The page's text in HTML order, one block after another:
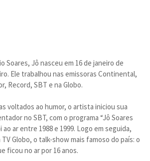
Soares, Jô nasceu em 16 de janeiro de
Ele trabalhou nas emissoras Continental,
Record, SBT e na Globo.
voltados ao humor, o artista iniciou sua
no SBT, com o programa “Jô Soares
ao ar entre 1988 e 1999. Logo em seguida,
TV Globo, o talk-show mais famoso do país: o
ficou no ar por 16 anos.